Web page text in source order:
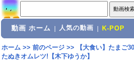
動画 ホーム 人気の動画 K-POP
ホーム>> 前のページ>>
【大食い】たまご
たぬきオムレツ!【木下ゆうか】